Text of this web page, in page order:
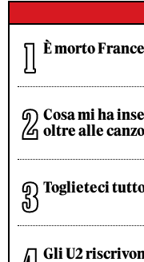
È morto
Cosa mi ha
oltre alle
Toglieteci
Gli U2